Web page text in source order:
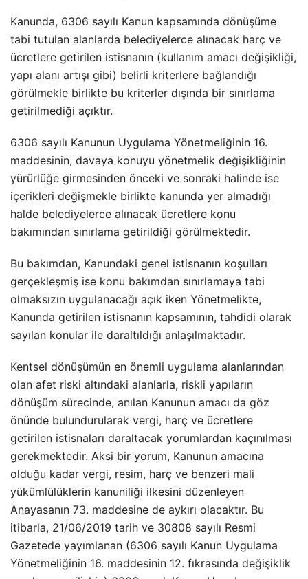
Kanunda, 6306 sayılı Kanun kapsamında dönüşüme
tabi tutulan alanlarda belediyelerce alınacak harç ve
ücretlere getirilen istisnanın (kullanım amacı değişikliği,
yapı alanı artışı gibi) belirli kriterlere bağlandığı
görülmekle birlikte bu kriterler dışında bir sınırlama
getirilmediği açıktır.
6306 sayılı Kanunun Uygulama Yönetmeliğinin 16.
maddesinin, davaya konuyu yönetmelik değişikliğinin
yürürlüğe girmesinden önceki ve sonraki halinde ise
içerikleri değişmekle birlikte kanunda yer almadığı
halde belediyelerce alınacak ücretlere konu
bakımından sınırlama getirildiği görülmektedir.
Bu bakımdan, Kanundaki genel istisnanın koşulları
gerçekleşmiş ise konu bakımdan sınırlamaya tabi
olmaksızın uygulanacağı açık iken Yönetmelikte,
Kanunda getirilen istisnanın kapsamının, tahdidi olarak
sayılan konular ile daraltıldığı anlaşılmaktadır.
Kentsel dönüşümün en önemli uygulama alanlarından
olan afet riski altındaki alanlarla, riskli yapıların
dönüşüm sürecinde, anılan Kanunun amacı da göz
önünde bulundurularak vergi, harç ve ücretlere
getirilen istisnaları daraltacak yorumlardan kaçınılması
gerekmektedir. Aksi bir yorum, Kanunun amacına
olduğu kadar vergi, resim, harç ve benzeri mali
yükümlülüklerin kanuniliği ilkesini düzenleyen
Anayasanın 73. maddesine de aykırı olacaktır. Bu
itibarla, 21/06/2019 tarih ve 30808 sayılı Resmi
Gazetede yayımlanan (6306 sayılı Kanun Uygulama
Yönetmeliğinin 16. maddesinin 12. fıkrasında değişiklik